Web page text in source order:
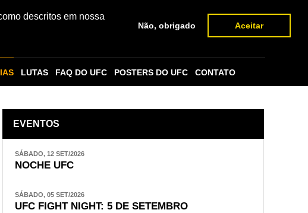
descritos em nossa
Não, obrigado Aceitar
LUTAS FAQ DO UFC POSTERS DO UFC CONTATO
EVENTOS
SÁBADO, 12 SET/2026
NOCHE UFC
SÁBADO, 05 SET/2026
UFC FIGHT NIGHT: 5 DE SETEMBRO